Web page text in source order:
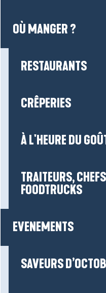
OÙ MANGER ?
RESTAURANTS
CRÊPERIES
À L'HEURE DU
TRAITEURS,
FOODTRUCKS
EVENEMENTS
SAVEURS
erreur
!
newsletter